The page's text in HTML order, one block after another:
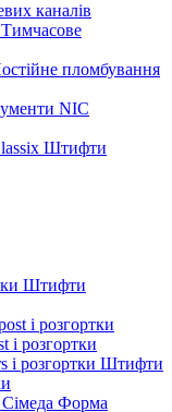
каналів
Тимчасове
пломбування
NIC
Штифти
Штифти
і розгортки
Штифти